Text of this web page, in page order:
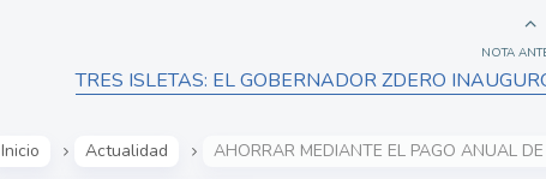
NOTA
TRES ISLETAS: EL GOBERNADOR ZDERO
Inicio Actualidad AHORRAR MEDIANTE EL PAGO ANUAL